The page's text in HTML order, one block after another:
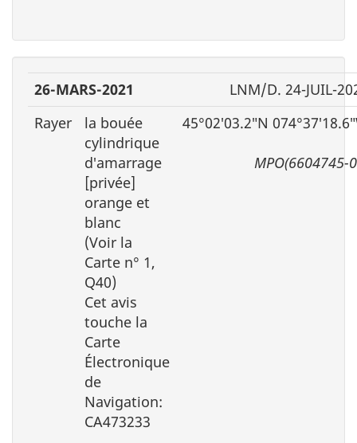
26-MARS-2021
LNM/D. 24-JUIL-
Rayer
la bouée
cylindrique
d′amarrage
[privée]
orange et
blanc
(Voir la
Carte n° 1,
Q40)
Cet avis
touche la
Carte
Électronique
de
Navigation:
CA473233
45°02′03.2″N
MPO(6604745-